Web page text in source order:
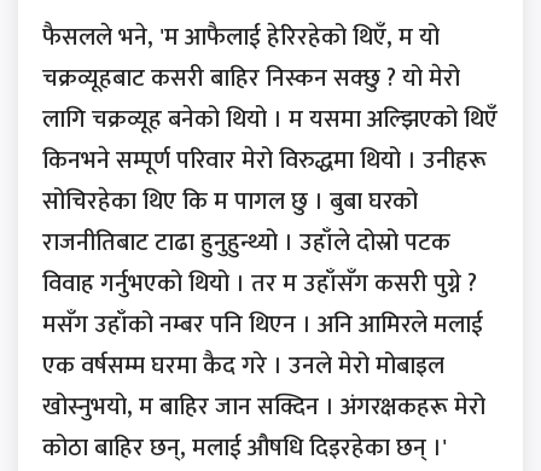
फैसलले भने, 'म आफैलाई हेरिरहेको थिएँ, म यो
चक्रव्यूहबाट कसरी बाहिर निस्कन सक्छु ? यो मेरो
लागि चक्रव्यूह बनेको थियो । म यसमा अल्झिएको थिएँ
किनभने सम्पूर्ण परिवार मेरो विरुद्धमा थियो । उनीहरू
सोचिरहेका थिए कि म पागल छु । बुबा घरको
राजनीतिबाट टाढा हुनुहुन्थ्यो । उहाँले दोस्रो पटक
विवाह गर्नुभएको थियो । तर म उहाँसँग कसरी पुग्ने ?
मसँग उहाँको नम्बर पनि थिएन । अनि आमिरले मलाई
एक वर्षसम्म घरमा कैद गरे । उनले मेरो मोबाइल
खोस्नुभयो, म बाहिर जान सक्दिन । अंगरक्षकहरू मेरो
कोठा बाहिर छन्, मलाई औषधि दिइरहेका छन् ।'